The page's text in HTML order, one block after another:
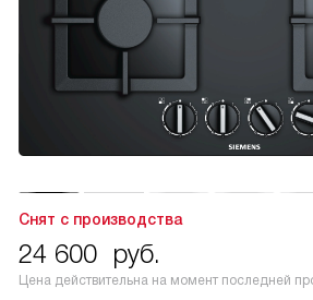
Снят с производства
24 600 руб.
Цена действительна на момент последней